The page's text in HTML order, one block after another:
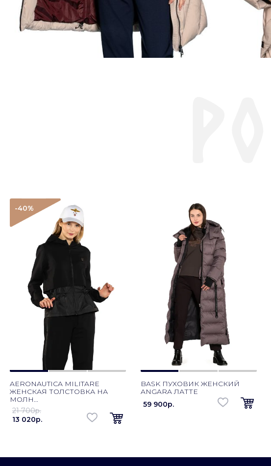
-40%
AERONAUTICA MILITARE
ЖЕНСКАЯ ТОЛСТОВКА НА
МОЛН...
21 700p.
13 020p.
BASK ПУХОВИК ЖЕНСКИЙ
ANGARA ЛАТТЕ
59 900p.